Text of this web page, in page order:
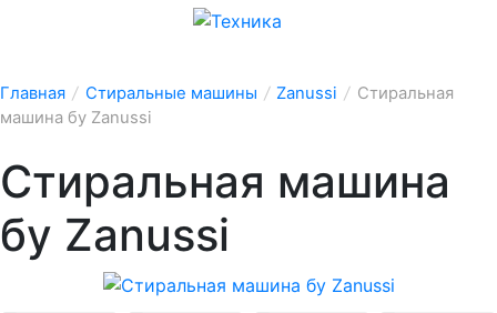
Главная / Стиральные машины / Zanussi / Стиральная
машина бу Zanussi
Стиральная машина
бу Zanussi